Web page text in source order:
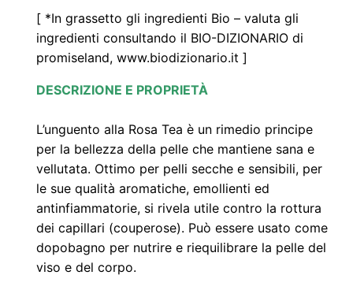
[ *In grassetto gli ingredienti Bio – valuta gli
ingredienti consultando il BIO-DIZIONARIO di
promiseland, www.biodizionario.it ]
DESCRIZIONE E PROPRIETÀ
L’unguento alla Rosa Tea è un rimedio principe
per la bellezza della pelle che mantiene sana e
vellutata. Ottimo per pelli secche e sensibili, per
le sue qualità aromatiche, emollienti ed
antinfiammatorie, si rivela utile contro la rottura
dei capillari (couperose). Può essere usato come
dopobagno per nutrire e riequilibrare la pelle del
viso e del corpo.